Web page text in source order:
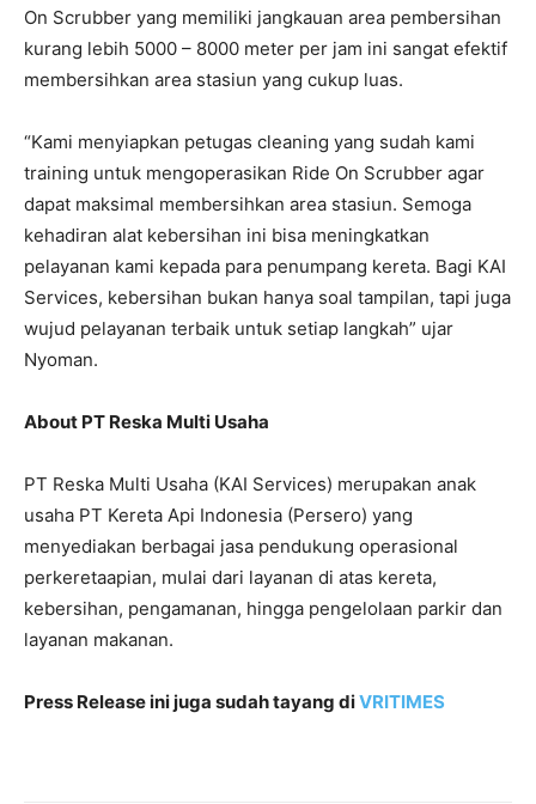
On Scrubber yang memiliki jangkauan area pembersihan
kurang lebih 5000 – 8000 meter per jam ini sangat efektif
membersihkan area stasiun yang cukup luas.
“Kami menyiapkan petugas cleaning yang sudah kami
training untuk mengoperasikan Ride On Scrubber agar
dapat maksimal membersihkan area stasiun. Semoga
kehadiran alat kebersihan ini bisa meningkatkan
pelayanan kami kepada para penumpang kereta. Bagi KAI
Services, kebersihan bukan hanya soal tampilan, tapi juga
wujud pelayanan terbaik untuk setiap langkah” ujar
Nyoman.
About PT Reska Multi Usaha
PT Reska Multi Usaha (KAI Services) merupakan anak
usaha PT Kereta Api Indonesia (Persero) yang
menyediakan berbagai jasa pendukung operasional
perkeretaapian, mulai dari layanan di atas kereta,
kebersihan, pengamanan, hingga pengelolaan parkir dan
layanan makanan.
Press Release ini juga sudah tayang diVRITIMES